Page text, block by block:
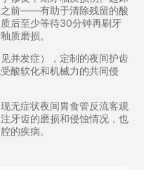
前——有助于清除残留的酸
后至少等待30分钟再刷牙
质磨损。
并发症），定制的夜间护齿
酸软化和机械力的共同侵
无症状夜间胃食管反流客观
牙齿的磨损和侵蚀情况，也
的疾病。